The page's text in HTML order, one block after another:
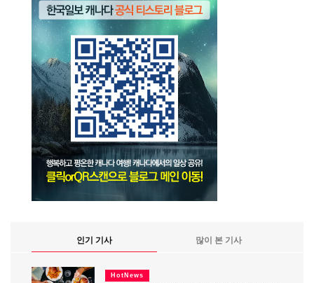
인기 기사 많이 본 기사
HotNews